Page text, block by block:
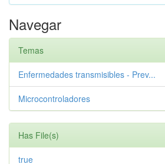
Navegar
Temas
Enfermedades transmisibles - Prev...
Microcontroladores
Has File(s)
true